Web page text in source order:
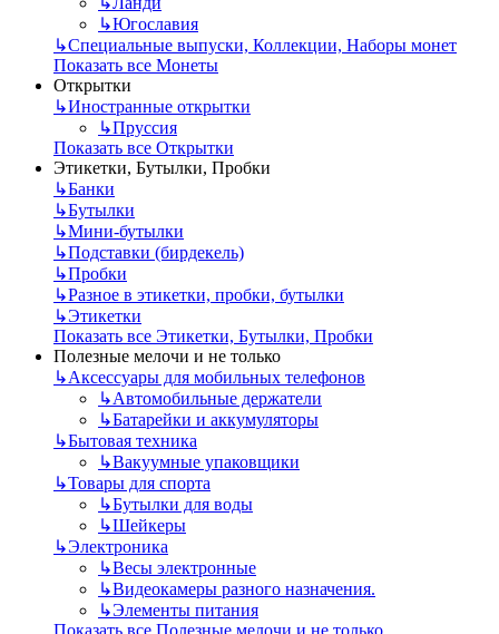
↳Югославия
↳Специальные выпуски, Коллекции, Наборы монет
Показать все Монеты
Открытки
↳Иностранные открытки
↳Пруссия
Показать все Открытки
Этикетки, Бутылки, Пробки
↳Банки
↳Бутылки
↳Мини-бутылки
↳Подставки (бирдекель)
↳Пробки
↳Разное в этикетки, пробки, бутылки
↳Этикетки
Показать все Этикетки, Бутылки, Пробки
Полезные мелочи и не только
↳Аксессуары для мобильных телефонов
↳Автомобильные держатели
↳Батарейки и аккумуляторы
↳Бытовая техника
↳Вакуумные упаковщики
↳Товары для спорта
↳Бутылки для воды
↳Шейкеры
↳Электроника
↳Весы электронные
↳Видеокамеры разного назначения.
↳Элементы питания
Показать все Полезные мелочи и не только